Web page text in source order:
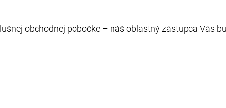
obchodnej pobočke – náš oblastný zástupca Vás